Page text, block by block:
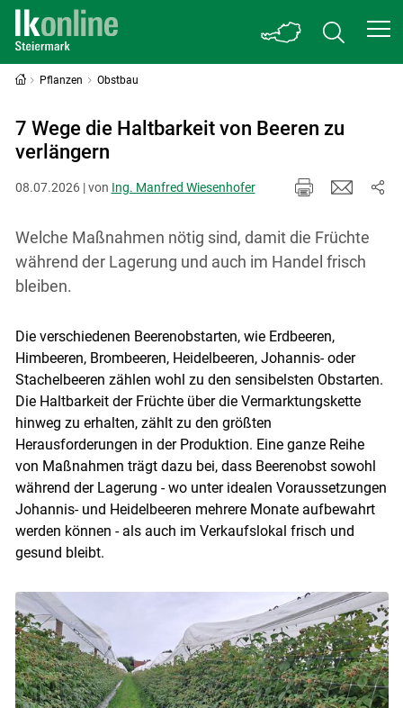
Pflanzen Obstbau
7 Wege die Haltbarkeit von Beeren zu
verlängern
08.07.2026 | von Ing. Manfred Wiesenhofer
Welche Maßnahmen nötig sind, damit die Früchte
während der Lagerung und auch im Handel frisch
bleiben.
Die verschiedenen Beerenobstarten, wie Erdbeeren,
Himbeeren, Brombeeren, Heidelbeeren, Johannis- oder
Stachelbeeren zählen wohl zu den sensibelsten Obstarten.
Die Haltbarkeit der Früchte über die Vermarktungskette
hinweg zu erhalten, zählt zu den größten
Herausforderungen in der Produktion. Eine ganze Reihe
von Maßnahmen trägt dazu bei, dass Beerenobst sowohl
während der Lagerung - wo unter idealen Voraussetzungen
Johannis- und Heidelbeeren mehrere Monate aufbewahrt
werden können - als auch im Verkaufslokal frisch und
gesund bleibt.